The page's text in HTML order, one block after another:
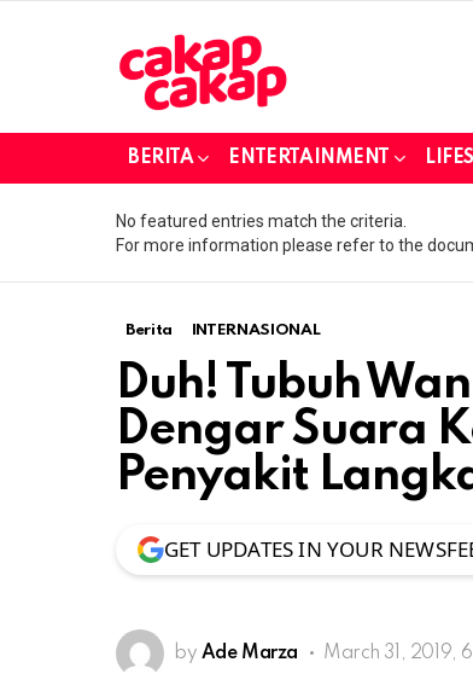
BERITA ENTERTAINMENT
No featured entries match the criteria.
For more information please refer to the
Berita INTERNASIONAL
Duh! Tubuh
Dengar Suara
Penyakit
GET UPDATES IN YOUR
by Ade Marza March 31, 2019,